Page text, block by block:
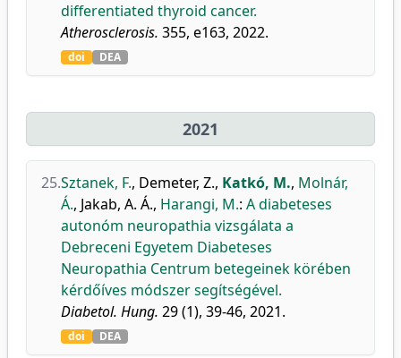
differentiated thyroid cancer.
Atherosclerosis. 355, e163, 2022.
doi DEA
2021
25.Sztanek, F., Demeter, Z., Katkó, M., Molnár,
Á., Jakab, A. Á., Harangi, M.: A diabeteses
autonóm neuropathia vizsgálata a
Debreceni Egyetem Diabeteses
Neuropathia Centrum betegeinek körében
kérdőíves módszer segítségével.
Diabetol. Hung. 29 (1), 39-46, 2021.
doi DEA